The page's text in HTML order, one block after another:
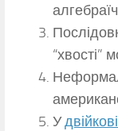
“хвості”
У